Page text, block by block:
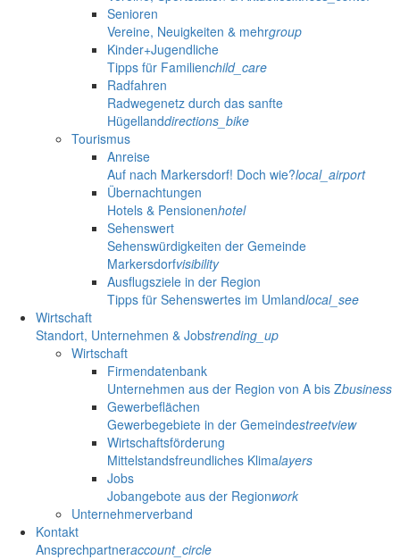
Senioren
Vereine, Neuigkeiten & mehrgroup
Kinder+Jugendliche
Tipps für Familienchild_care
Radfahren
Radwegenetz durch das sanfte
Hügellanddirections_bike
Tourismus
Anreise
Auf nach Markersdorf! Doch wie?local_airport
Übernachtungen
Hotels & Pensionenhotel
Sehenswert
Sehenswürdigkeiten der Gemeinde
Markersdorfvisibility
Ausflugsziele in der Region
Tipps für Sehenswertes im Umlandlocal_see
Wirtschaft
Standort, Unternehmen & Jobstrending_up
Wirtschaft
Firmendatenbank
Unternehmen aus der Region von A bis Zbusiness
Gewerbeflächen
Gewerbegebiete in der Gemeindestreetview
Wirtschaftsförderung
Mittelstandsfreundliches Klimalayers
Jobs
Jobangebote aus der Regionwork
Unternehmerverband
Kontakt
Ansprechpartneraccount_circle